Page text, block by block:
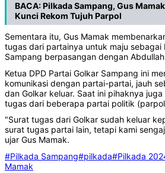
BACA:Pilkada Sampang, Gus
Kunci Rekom Tujuh Parpol
Sementara itu, Gus Mamak
tugas dari partainya untuk maju sebagai
Sampang berpasangan dengan
Ketua DPD Partai Golkar Sampang ini
komunikasi dengan partai-partai, jauh
dan Golkar keluar. Saat ini pihaknya
tugas dari beberapa partai politik
"Surat tugas dari Golkar sudah keluar
surat tugas partai lain, tetapi kami
ujar Gus Mamak.
#Pilkada Sampang#pilkada#Pilkada
Mamak